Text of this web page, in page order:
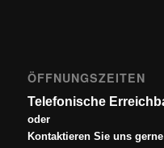
ÖFFNUNGSZEITEN
Telefonische
oder
Kontaktieren Sie uns